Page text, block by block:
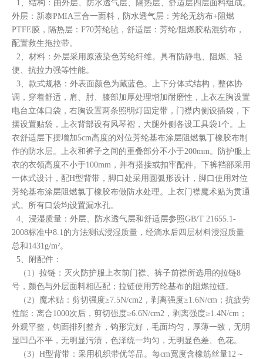
1、结构：由外层、防水透气层、隔热层、舒适层四层面料组成。
外层：新泰PMIA三合一面料，防水透气层：芳纶无纺布+阻燃
PTFE膜，隔热层：F70芳纶毡，舒适层：芳纶/阻燃胶粘混纺布，
配置救生拖拉带。
2、材料：外层采用原液染色芳纶纤维。具有防静电、阻燃、轻
便、抗拉力强等性能。
3、款式规格：外表面颜色为藏蓝色。上下分体式结构，整体协
调，穿着舒适，肩、肘、膝部加厚处理增加耐磨性，上衣左胸设置
电台立体口袋，右胸设置两条照明灯固定带，门襟内侧设插袋，下
摆设置贴袋，上衣背部设有风琴褶，大腿外侧各设工具袋1个。上
衣舒适层下摆增加5cm高度的对位芳纶基布涂层阻燃氯丁橡胶布制
作的防水层。上衣和裤子之间的重叠部分不小于200mm。防护服上
衣的衣领高度不小于100mm，并有搭接或扣牢配件。下裤裆部采用
一体式设计，配H型背带，脚口处采用圆弧形设计，脚口使用对位
芳纶基布涂层阻燃氯丁橡胶布做防水处理。上衣门襟魔术贴为贯通
式。所有口袋均设置漏水孔。
4、浸湿质量：外层、防水透气层和舒适层参照GB/T 21655.1-
2008标准中8.1的方法测试浸湿质量，经滴水后四层材料浸湿质量
总和1431g/m²。
5、附配件：
（1）拉链：灭火防护服上衣前门襟、裤子前襟所选用的拉链8
号，颜色与外层面料相匹配；拉链使用芳纶基布的阻燃拉链。
（2）魔术贴：剪切强度≥7.5N/cm2，剥离强度≥1.6N/cm；抗疲劳
性能：离合1000次后，剪切强度≥6.6N/cm2，剥离强度≥1.4N/cm；
外观平整，钩面排列整齐，钩形完好，毛面均匀，厚薄一致，无明
显凹凸不平，无明显污渍，色泽统一均匀，无明显色差、色花。
（3）H型背带：采用机织带优等品。每cm宽度含橡筋丝量12～